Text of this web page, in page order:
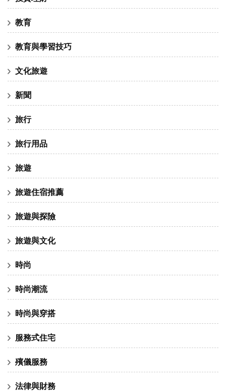
教育
教育與學習技巧
文化旅遊
新聞
旅行
旅行用品
旅遊
旅遊住宿推薦
旅遊與探險
旅遊與文化
時尚
時尚潮流
時尚與穿搭
服務式住宅
殯儀服務
法律與財務